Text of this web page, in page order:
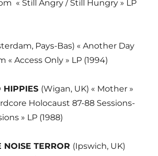
« Still Angry / Still Hungry » LP
Pays-Bas) « Another Day
« Access Only » LP (1994)
HIPPIES (Wigan, UK) « Mother »
Holocaust 87-88 Sessions-
» LP (1988)
NOISE TERROR (Ipswich, UK)